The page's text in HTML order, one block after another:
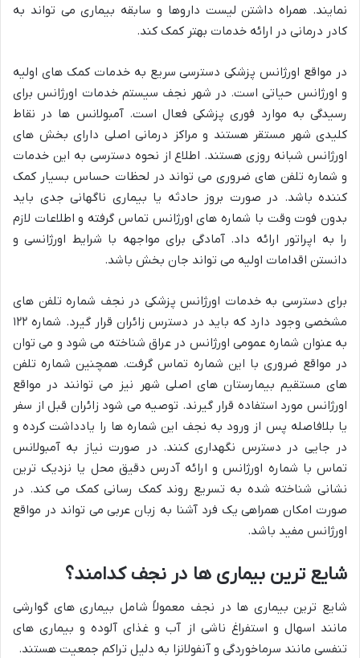
نمایند. همراه داشتن لیست داروها و سابقه بیماری می تواند به
کادر درمانی در ارائه خدمات بهتر کمک کند.
در مواقع اورژانس پزشکی دسترسی سریع به خدمات کمک های اولیه
و اورژانس حیاتی است. در شهر نجف سیستم خدمات اورژانس برای
رسیدگی به موارد فوری پزشکی فعال است. آمبولانس ها در نقاط
کلیدی شهر مستقر هستند و مراکز درمانی اصلی دارای بخش های
اورژانس شبانه روزی هستند. اطلاع از نحوه دسترسی به این خدمات
و شماره تلفن های ضروری می تواند در لحظات حساس بسیار کمک
کننده باشد. در صورت بروز حادثه یا بیماری ناگهانی جدی باید
بدون فوت وقت با شماره های اورژانس تماس گرفته و اطلاعات لازم
را به اپراتور ارائه داد. آمادگی برای مواجهه با شرایط اورژانسی و
دانستن اقدامات اولیه می تواند جان بخش باشد.
برای دسترسی به خدمات اورژانس پزشکی در نجف شماره تلفن های
مشخصی وجود دارد که باید در دسترس زائران قرار گیرد. شماره ۱۲۲
به عنوان شماره عمومی اورژانس در عراق شناخته می شود و می توان
در مواقع ضروری با این شماره تماس گرفت. همچنین شماره تلفن
های مستقیم بیمارستان های اصلی شهر نیز می توانند در مواقع
اورژانس مورد استفاده قرار گیرند. توصیه می شود زائران قبل از سفر
یا بلافاصله پس از ورود به نجف این شماره ها را یادداشت کرده و
در جایی در دسترس نگهداری کنند. در صورت نیاز به آمبولانس
تماس با شماره اورژانس و ارائه آدرس دقیق محل یا نزدیک ترین
نشانی شناخته شده به تسریع روند کمک رسانی کمک می کند. در
صورت امکان همراهی یک فرد آشنا به زبان عربی می تواند در مواقع
اورژانس مفید باشد.
شایع ترین بیماری ها در نجف کدامند؟
شایع ترین بیماری ها در نجف معمولاً شامل بیماری های گوارشی
مانند اسهال و استفراغ ناشی از آب و غذای آلوده و بیماری های
تنفسی مانند سرماخوردگی و آنفولانزا به دلیل تراکم جمعیت هستند.